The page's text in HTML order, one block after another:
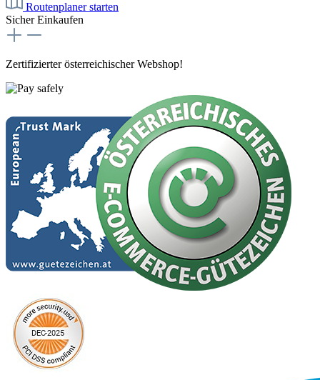
Routenplaner starten
Sicher Einkaufen
Zertifizierter österreichischer Webshop!